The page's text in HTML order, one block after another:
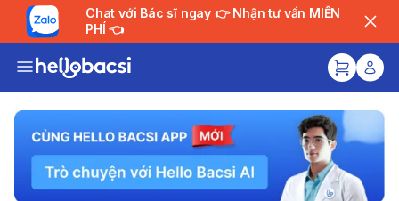
Chat với Bác sĩ ngay 👉 Nhận tư vấn MIỄN
PHÍ 👈